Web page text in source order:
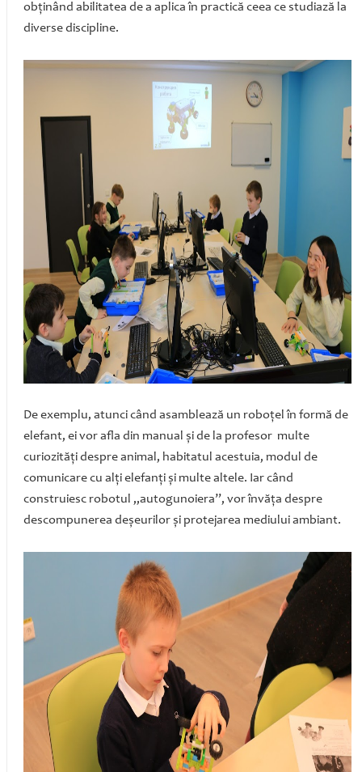
obţinând abilitatea de a aplica în practică ceea ce studiază la
diverse discipline.
De exemplu, atunci când asamblează un roboţel în formă de
elefant, ei vor afla din manual şi de la profesor multe
curiozităţi despre animal, habitatul acestuia, modul de
comunicare cu alţi elefanţi şi multe altele. Iar când
construiesc robotul „autogunoiera”, vor învăţa despre
descompunerea deşeurilor şi protejarea mediului ambiant.